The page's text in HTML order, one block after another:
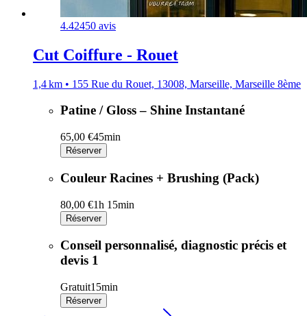
4.42450 avis
Cut Coiffure - Rouet
1,4 km • 155 Rue du Rouet, 13008, Marseille, Marseille 8ème
Patine / Gloss – Shine Instantané
65,00 €45min
Réserver
Couleur Racines + Brushing (Pack)
80,00 €1h 15min
Réserver
Conseil personnalisé, diagnostic précis et
devis 1
Gratuit15min
Réserver